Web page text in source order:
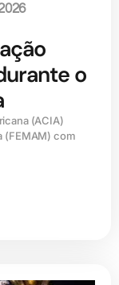
o
(ACIA)
(FEMAM) com